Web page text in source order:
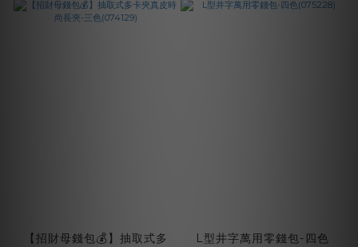
【招財母錢包💰】抽取式多
L型井字萬用零錢包-四色